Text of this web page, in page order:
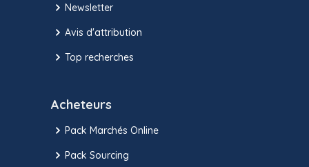
Newsletter
Avis d'attribution
Top recherches
Acheteurs
Pack Marchés Online
Pack Sourcing